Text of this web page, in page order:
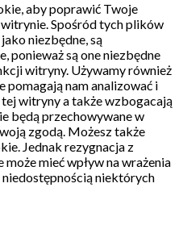
aby poprawić Twoje
Spośród tych plików
niezbędne, są
ponieważ są one niezbędne
witryny. Używamy również
nam analizować i
witryny a także wzbogacają
będą przechowywane w
zgodą. Możesz także
Jednak rezygnacja z
mieć wpływ na wrażenia
niedostępnością niektórych